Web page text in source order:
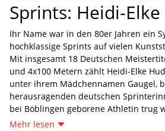
Sprints: Heidi-Elke
Ihr Name war in den 80er Jahren ein
hochklassige Sprints auf vielen
Mit insgesamt 18 Deutschen
und 4x100 Metern zählt Heidi-Elke
unter ihrem Mädchennamen Gaugel,
herausragenden deutschen
bei Böblingen geborene Athletin trug
kompletten Laufbahn das Trikot des
Mehr lesen